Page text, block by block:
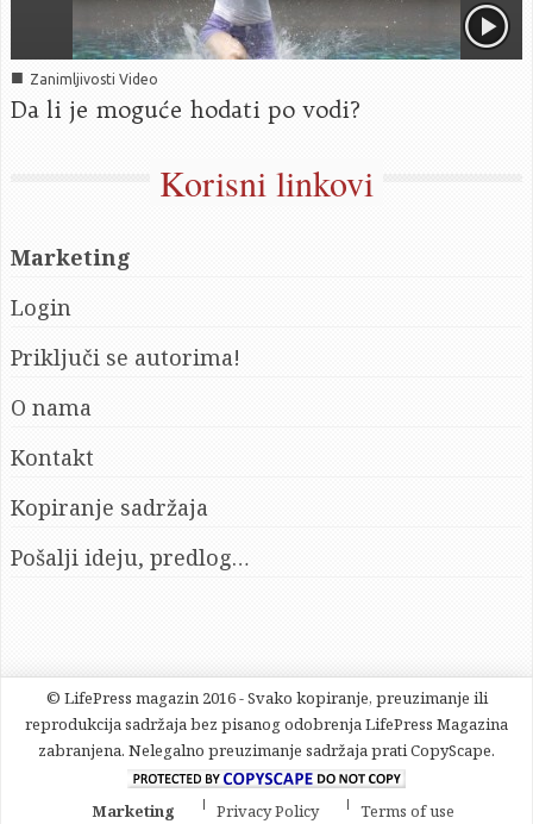
■ Zanimljivosti Video
Da li je moguće hodati po vodi?
Korisni linkovi
Marketing
Login
Priključi se autorima!
O nama
Kontakt
Kopiranje sadržaja
Pošalji ideju, predlog…
© LifePress magazin 2016 - Svako kopiranje, preuzimanje ili
reprodukcija sadržaja bez pisanog odobrenja LifePress Magazina
zabranjena. Nelegalno preuzimanje sadržaja prati CopyScape.
Marketing Privacy Policy Terms of use